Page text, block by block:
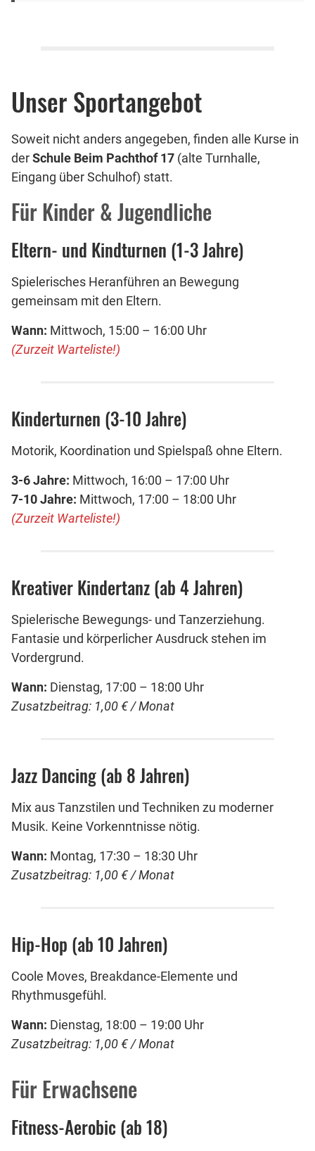
Unser Sportangebot
Soweit nicht anders angegeben, finden alle Kurse in
derSchule Beim Pachthof 17 (alte Turnhalle,
Eingang über Schulhof) statt.
Für Kinder & Jugendliche
Eltern- und Kindturnen (1-3 Jahre)
Spielerisches Heranführen an Bewegung
gemeinsam mit den Eltern.
Wann: Mittwoch, 15:00 – 16:00 Uhr
(Zurzeit Warteliste!)
Kinderturnen (3-10 Jahre)
Motorik, Koordination und Spielspaß ohne Eltern.
3-6 Jahre: Mittwoch, 16:00 – 17:00 Uhr
7-10 Jahre: Mittwoch, 17:00 – 18:00 Uhr
(Zurzeit Warteliste!)
Kreativer Kindertanz (ab 4 Jahren)
Spielerische Bewegungs- und Tanzerziehung.
Fantasie und körperlicher Ausdruck stehen im
Vordergrund.
Wann: Dienstag, 17:00 – 18:00 Uhr
Zusatzbeitrag: 1,00 € / Monat
Jazz Dancing (ab 8 Jahren)
Mix aus Tanzstilen und Techniken zu moderner
Musik. Keine Vorkenntnisse nötig.
Wann: Montag, 17:30 – 18:30 Uhr
Zusatzbeitrag: 1,00 € / Monat
Hip-Hop (ab 10 Jahren)
Coole Moves, Breakdance-Elemente und
Rhythmusgefühl.
Wann: Dienstag, 18:00 – 19:00 Uhr
Zusatzbeitrag: 1,00 € / Monat
Für Erwachsene
Fitness-Aerobic (ab 18)